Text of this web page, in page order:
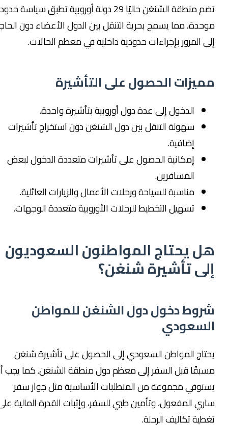
تضم منطقة الشنغن حاليًا 29 دولة أوروبية تطبق سياسة حدودية
موحدة، مما يسمح بحرية التنقل بين الدول الأعضاء دون الحاجة
إلى المرور بإجراءات حدودية داخلية في معظم الحالات.
مميزات الحصول على التأشيرة
الدخول إلى عدة دول أوروبية بتأشيرة واحدة.
سهولة التنقل بين دول الشنغن دون استخراج تأشيرات
إضافية.
إمكانية الحصول على تأشيرات متعددة الدخول لبعض
المسافرين.
مناسبة للسياحة ورحلات الأعمال والزيارات العائلية.
تسهيل التخطيط للرحلات الأوروبية متعددة الوجهات.
هل يحتاج المواطنون السعوديون
إلى تأشيرة شنغن؟
شروط دخول دول الشنغن للمواطن
السعودي
يحتاج المواطن السعودي إلى الحصول على تأشيرة شنغن
مسبقًا قبل السفر إلى معظم دول منطقة الشنغن. كما يجب أن
يستوفي مجموعة من المتطلبات الأساسية مثل جواز سفر
ساري المفعول، وتأمين طبي للسفر، وإثبات القدرة المالية على
تغطية تكاليف الرحلة.